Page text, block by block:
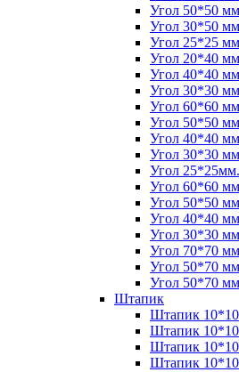
Угол 50*50
Угол 30*50
Угол 25*25
Угол 20*40
Угол 40*40
Угол 30*30
Угол 60*60
Угол 50*50
Угол 40*40
Угол 30*30
Угол
Угол 60*60
Угол 50*50
Угол 40*40
Угол 30*30
Угол 70*70
Угол 50*70
Угол 50*70
Штапик
Штапик
Штапик
Штапик
Штапик